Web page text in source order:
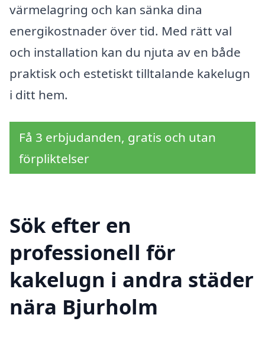
värmelagring och kan sänka dina
energikostnader över tid. Med rätt val
och installation kan du njuta av en både
praktisk och estetiskt tilltalande kakelugn
i ditt hem.
Få 3 erbjudanden, gratis och utan
förpliktelser
Sök efter en
professionell för
kakelugn i andra städer
nära Bjurholm